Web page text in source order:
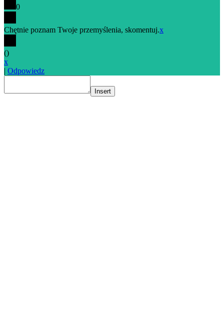
0
Chętnie poznam Twoje przemyślenia, skomentuj.x
()
x
| Odpowiedz
Insert